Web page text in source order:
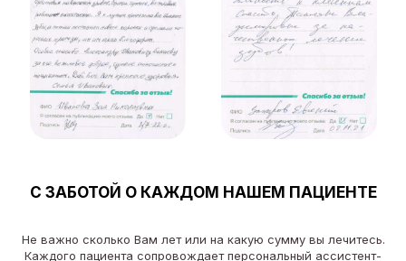
С ЗАБОТОЙ О КАЖДОМ НАШЕМ ПАЦИЕНТЕ
Не важно сколько Вам лет или на какую сумму вы лечитесь.
Каждого пациента сопровождает персональный ассистент-